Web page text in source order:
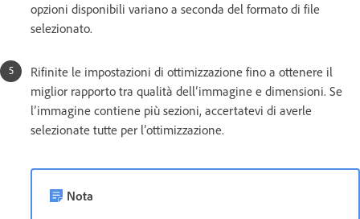
opzioni disponibili variano a seconda del formato di file
selezionato.
Rifinite le impostazioni di ottimizzazione fino a ottenere il
miglior rapporto tra qualità dell’immagine e dimensioni. Se
l’immagine contiene più sezioni, accertatevi di averle
selezionate tutte per l’ottimizzazione.
Nota